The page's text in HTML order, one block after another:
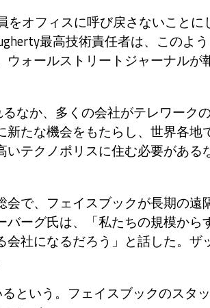
オフィスに呼び戻さないことに
最高技術責任者は、このよう
ォールストリートジャーナルが
なか、多くの会社がテレワーク
たな機会をもたらし、世界各地
テクノポリスに住む必要がある
で、フェイスブックが長期の遠
ーグ氏は、「私たちの規模から
社になるだろう」と話した。ザ
という。フェイスブックのスタッ